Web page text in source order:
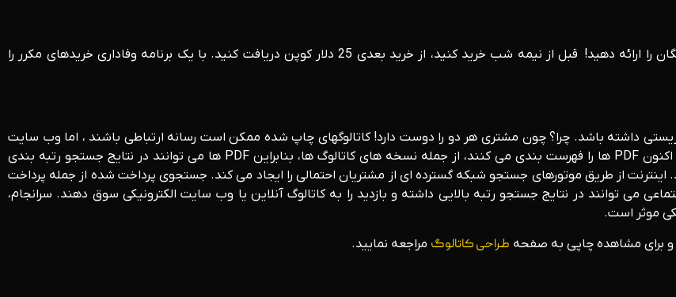
با تبلیغات، احساس فوریت ایجاد کنید! از امروز به مدت 15 روز ارسال رایگان را ارائه دهید! قبل از نیمه شب خرید کنید، از خرید بعدی 25 دلار کوپن دریافت کنید. با یک برنامه وفاداری خریدهای مکرر را
داشته باشد. چرا؟ چون مشتری هر دو را دوست دارد! کاتالوگهای چاپ شده ممکن است رسانه ارتباطی باشند ، اما وب سایت
اینترنتی مکانیسم سفارش ترجیحی است. علاوه بر این، موتورهای جستجو اکنون PDF ها را فهرست بندی می کنند، از جمله نسخه های کاتالوگ ها، بنابراین PDF ها می توانند در نتایج جستجو رتبه بندی
اینترنت از طریق موتورهای جستجو شبکه گسترده ای از مشتریان احتمالی را ایجاد می کند. جستجوی پرداخت شده از جمله پرداخت
می توانند در نتایج جستجو رتبه بالایی داشته و بازدید را به کاتالوگ آنلاین یا وب سایت الکترونیکی سوق دهند. سرانجام،
موثر است.
و برای مشاهده چاپی به صفحه طراحی کاتالوگ مراجعه نمایید.